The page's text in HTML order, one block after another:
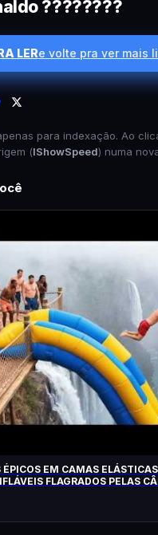
????????
LERe volte pra ver mais
para indexação. Ao
(IShowSpeed) numa
ÉPICOS EM CAMAS
FLAGRADOS PELAS